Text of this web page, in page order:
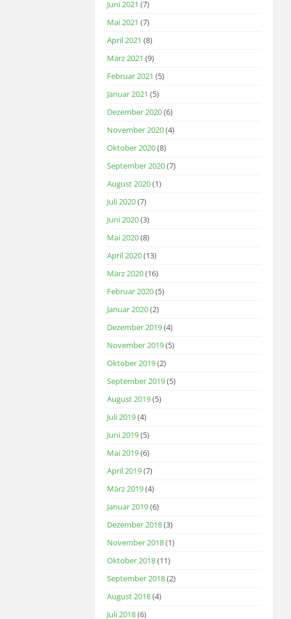
Juni 2021 (7)
Mai 2021 (7)
April 2021 (8)
März 2021 (9)
Februar 2021 (5)
Januar 2021 (5)
Dezember 2020(6)
November 2020(4)
Oktober 2020(8)
September 2020(7)
August 2020(1)
Juli 2020(7)
Juni 2020(3)
Mai 2020(8)
April 2020(13)
März 2020(16)
Februar 2020(5)
Januar 2020(2)
Dezember 2019(4)
November 2019(5)
Oktober 2019(2)
September 2019(5)
August 2019(5)
Juli 2019(4)
Juni 2019(5)
Mai 2019(6)
April 2019(7)
März 2019(4)
Januar 2019(6)
Dezember 2018(3)
November 2018(1)
Oktober 2018(11)
September 2018(2)
August 2018(4)
Juli 2018(6)